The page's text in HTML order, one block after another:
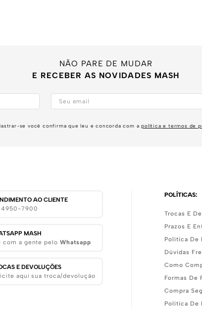
NÃO PARE DE MUDAR
E RECEBER AS NOVIDADES MASH
se você confirma que leu e concorda com apolítica e termos de
AO CLIENTE
4950-7900
MASH
com a gente peloWhatsapp
E DEVOLUÇÕES
aqui sua troca/devolução
POLÍTICAS:
Trocas E
Prazos E
Política De
Dúvidas
Como
Formas De
Compra
Política De